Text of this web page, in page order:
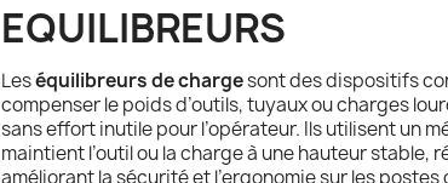
EQUILIBREURS
Leséquilibreurs de chargesont des dispositifs
compenser le poids d’outils, tuyaux ou charges
sans effort inutile pour l’opérateur. Ils utilisent un
maintient l’outil ou la charge à une hauteur stable,
améliorant la sécurité et l’ergonomie sur les